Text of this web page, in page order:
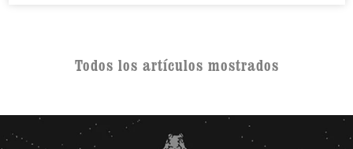
Todos los artículos mostrados